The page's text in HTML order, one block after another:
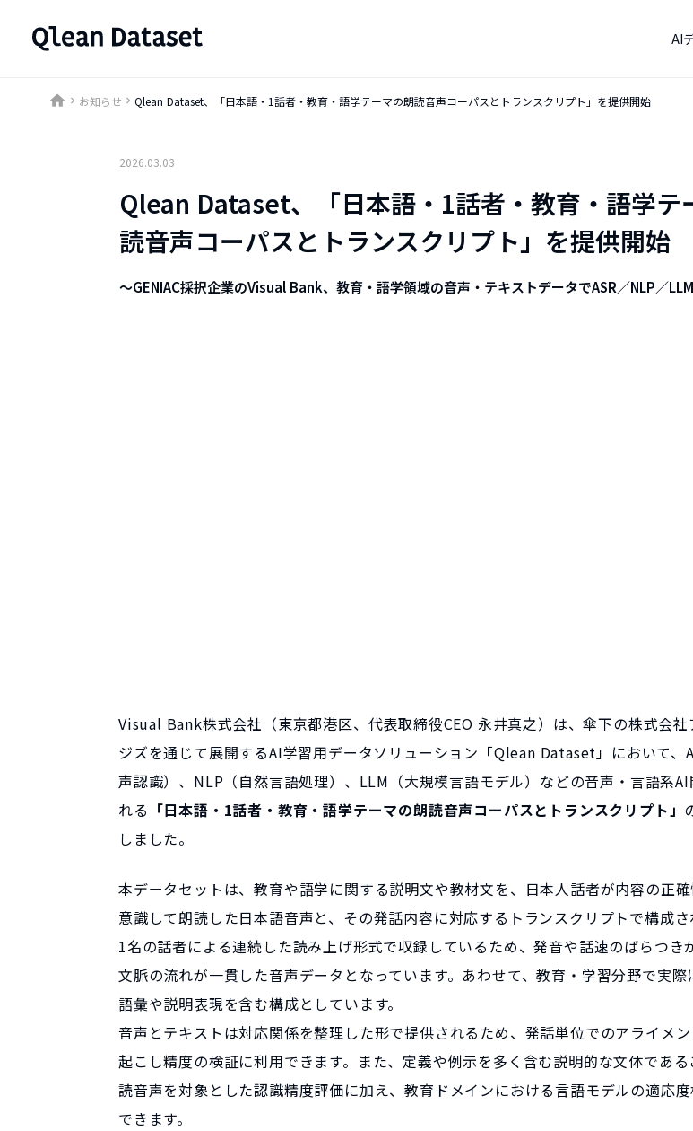
home keyboard_arrow_right お知らせ keyboard_arrow_right Qlean Dataset、「日本語・1話者・教育・語学テーマの朗読音声コーパスとトランスクリプト」を提供開始
AI
2026.03.03
Qlean Dataset、「日本語・1話者・教育・語学テ
読音声コーパスとトランスクリプト」を提供開始
〜GENIAC採択企業のVisual Bank、教育・語学領域の音声・テキストデータでASR／NLP／
Visual Bank株式会社（東京都港区、代表取締役CEO 永井真之）は、傘下の株式会社
ジズを通じて展開するAI学習用データソリューション「Qlean Dataset」において、
声認識）、NLP（自然言語処理）、LLM（大規模言語モデル）などの音声・言語系AI
れる 「日本語・1話者・教育・語学テーマの朗読音声コーパスとトランスクリプト」
しました。
本データセットは、教育や語学に関する説明文や教材文を、日本人話者が内容の正
意識して朗読した日本語音声と、その発話内容に対応するトランスクリプトで構成さ
1名の話者による連続した読み上げ形式で収録しているため、発音や話速のばらつき
文脈の流れが一貫した音声データとなっています。あわせて、教育・学習分野で実際
語彙や説明表現を含む構成としています。
音声とテキストは対応関係を整理した形で提供されるため、発話単位でのアライメ
起こし精度の検証に利用できます。また、定義や例示を多く含む説明的な文体であ
読音声を対象とした認識精度評価に加え、教育ドメインにおける言語モデルの適応
できます。